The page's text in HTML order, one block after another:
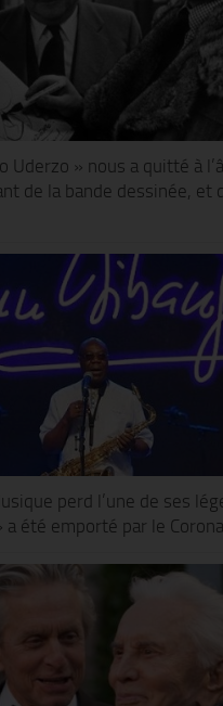
Uderzo » nous a quitté à
de la bande dessinée, et
perd l’une de ses
été emporté par le